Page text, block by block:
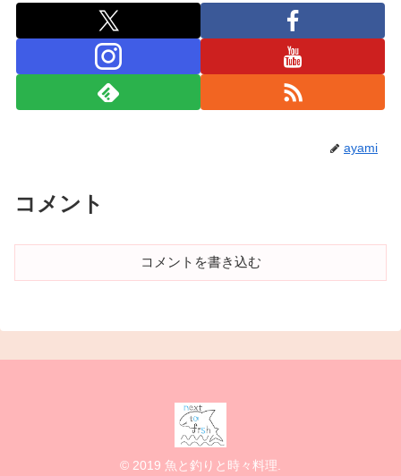
ayami
コメント
コメントを書き込む
© 2019 魚と釣りと時々料理.